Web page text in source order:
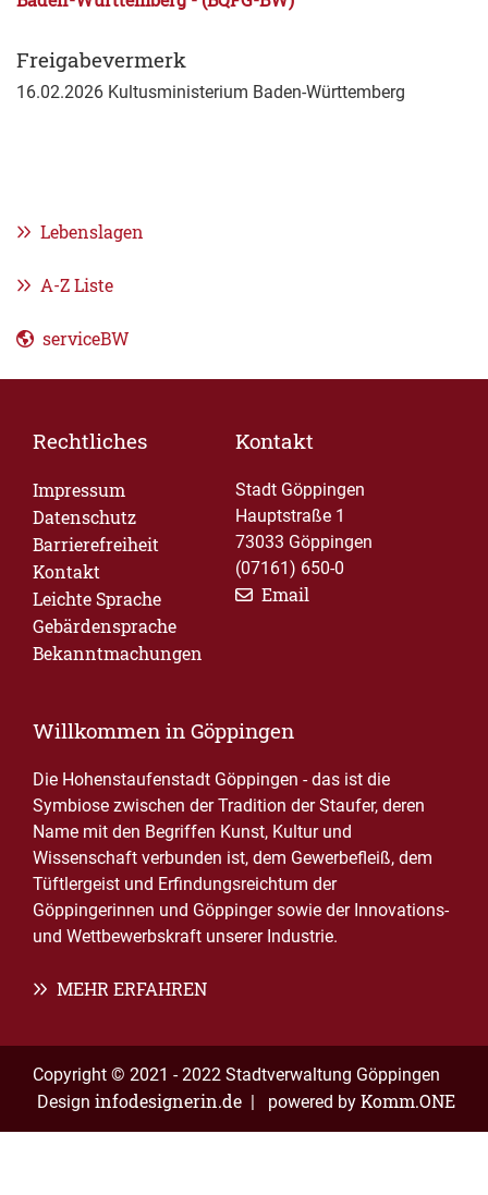
Freigabevermerk
16.02.2026 Kultusministerium Baden-Württemberg
Lebenslagen
A-Z Liste
serviceBW
Rechtliches
Impressum
Datenschutz
Barrierefreiheit
Kontakt
Leichte Sprache
Gebärdensprache
Bekanntmachungen
Kontakt
Stadt Göppingen
Hauptstraße 1
73033 Göppingen
(07161) 650-0
Email
Willkommen in Göppingen
Die Hohenstaufenstadt Göppingen - das ist die
Symbiose zwischen der Tradition der Staufer, deren
Name mit den Begriffen Kunst, Kultur und
Wissenschaft verbunden ist, dem Gewerbefleiß, dem
Tüftlergeist und Erfindungsreichtum der
Göppingerinnen und Göppinger sowie der Innovations-
und Wettbewerbskraft unserer Industrie.
MEHR ERFAHREN
Copyright © 2021 - 2022 Stadtverwaltung Göppingen
Design infodesignerin.de | powered by Komm.ONE